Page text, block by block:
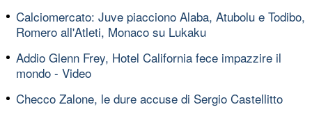
Calciomercato: Juve piacciono Alaba, Atubolu e Todibo,
Romero all'Atleti, Monaco su Lukaku
Addio Glenn Frey, Hotel California fece impazzire il
mondo - Video
Checco Zalone, le dure accuse di Sergio Castellitto